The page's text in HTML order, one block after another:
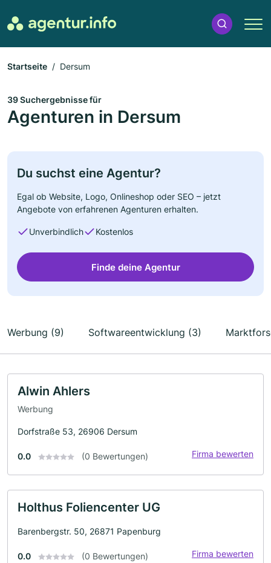
Startseite Dersum
39 Suchergebnisse für
Agenturen in Dersum
Du suchst eine Agentur?
Egal ob Website, Logo, Onlineshop oder SEO – jetzt
Angebote von erfahrenen Agenturen erhalten.
Unverbindlich Kostenlos
Finde deine Agentur
Werbung (9) Softwareentwicklung (3)
Alwin Ahlers
Werbung
Dorfstraße 53, 26906 Dersum
0.0 (0 Bewertungen) Firma bewerten
Holthus Foliencenter UG
Barenbergstr. 50, 26871 Papenburg
0.0 (0 Bewertungen) Firma bewerten